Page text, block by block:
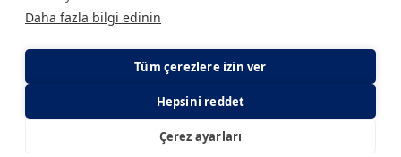
E-Randevu
Sağlığınızla ilgili sorularınız için mutlaka doktoruza ya da bir sağlık
kuruluşuna başvurunuz.
Gizlilik ve Çerez Politikası KVKK Aydınlatma Metni
Daha fazla bilgi edinin
Tüm çerezlere izin ver
Hepsini reddet
Çerez ayarları